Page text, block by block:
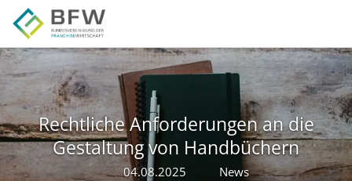
Skip to main navigation
Skip to main content
Skip to page footer
Rechtliche Anforderungen an die
Gestaltung von Handbüchern
04.08.2025 News